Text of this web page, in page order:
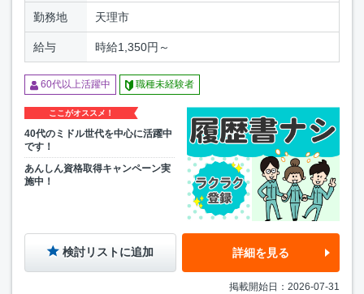
勤務地 天理市
給与 時給1,350円～
60代以上活躍中 職種未経験者
ここがオススメ！
40代のミドル世代を中心に活躍中
です！
あんしん資格取得キャンペーン実
施中！
検討リストに追加 詳細を見る
掲載開始日：2026-07-31